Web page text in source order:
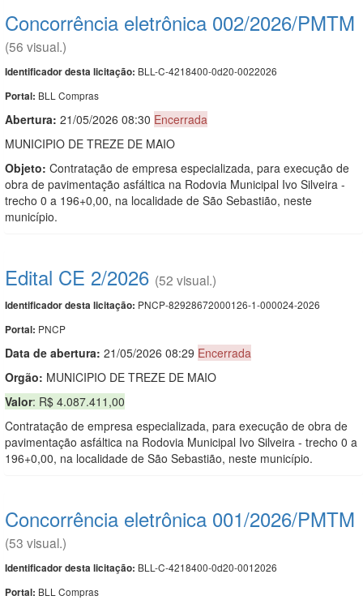
Concorrência eletrônica 002/2026/PMTM
(56 visual.)
Identificador desta licitação: BLL-C-4218400-0d20-0022026
Portal: BLL Compras
Abertura: 21/05/2026 08:30 Encerrada
MUNICIPIO DE TREZE DE MAIO
Objeto: Contratação de empresa especializada, para execução de
obra de pavimentação asfáltica na Rodovia Municipal Ivo Silveira -
trecho 0 a 196+0,00, na localidade de São Sebastião, neste
município.
Edital CE 2/2026 (52 visual.)
Identificador desta licitação: PNCP-82928672000126-1-000024-2026
Portal: PNCP
Data de abertura: 21/05/2026 08:29 Encerrada
Orgão: MUNICIPIO DE TREZE DE MAIO
Valor: R$ 4.087.411,00
Contratação de empresa especializada, para execução de obra de
pavimentação asfáltica na Rodovia Municipal Ivo Silveira - trecho 0 a
196+0,00, na localidade de São Sebastião, neste município.
Concorrência eletrônica 001/2026/PMTM
(53 visual.)
Identificador desta licitação: BLL-C-4218400-0d20-0012026
Portal: BLL Compras